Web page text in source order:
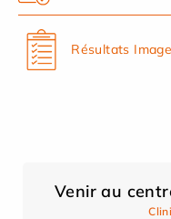
Résultats
Venir au